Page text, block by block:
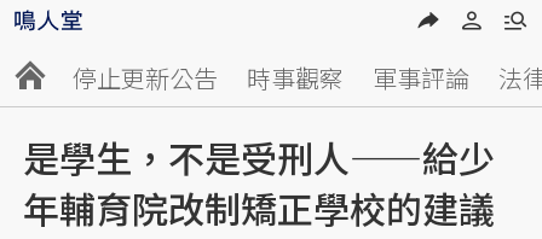
停止更新公告 時事觀察 軍事評論 法
是學生，不是受刑人——給少
年輔育院改制矯正學校的建議